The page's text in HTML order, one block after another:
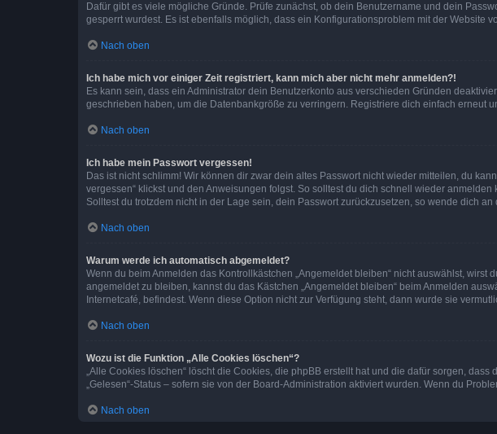
Dafür gibt es viele mögliche Gründe. Prüfe zunächst, ob dein Benutzername und dein
gesperrt wurdest. Es ist ebenfalls möglich, dass ein Konfigurationsproblem mit der Website
Nach oben
Ich habe mich vor einiger Zeit registriert, kann mich aber nicht mehr anmelden?!
Es kann sein, dass ein Administrator dein Benutzerkonto aus verschieden Gründen
geschrieben haben, um die Datenbankgröße zu verringern. Registriere dich einfach erneut
Nach oben
Ich habe mein Passwort vergessen!
Das ist nicht schlimm! Wir können dir zwar dein altes Passwort nicht wieder mitteilen, du
vergessen“ klickst und den Anweisungen folgst. So solltest du dich schnell wieder anmelden
Solltest du trotzdem nicht in der Lage sein, dein Passwort zurückzusetzen, so wende dich
Nach oben
Warum werde ich automatisch abgemeldet?
Wenn du beim Anmelden das Kontrollkästchen „Angemeldet bleiben“ nicht auswählst,
angemeldet zu bleiben, kannst du das Kästchen „Angemeldet bleiben“ beim Anmelden
Internetcafé, befindest. Wenn diese Option nicht zur Verfügung steht, dann wurde sie
Nach oben
Wozu ist die Funktion „Alle Cookies löschen“?
„Alle Cookies löschen“ löscht die Cookies, die phpBB erstellt hat und die dafür sorgen,
„Gelesen“-Status – sofern sie von der Board-Administration aktiviert wurden. Wenn du
Nach oben